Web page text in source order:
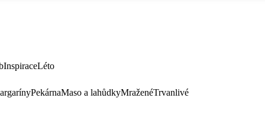
InspiraceLéto
PekárnaMaso a lahůdkyMraženéTrvanlivé